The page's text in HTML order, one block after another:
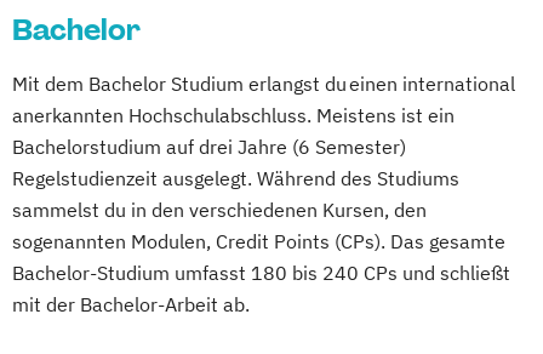
Bachelor
Mit dem Bachelor Studium erlangst du einen international
anerkannten Hochschulabschluss. Meistens ist ein
Bachelorstudium auf drei Jahre (6 Semester)
Regelstudienzeit ausgelegt. Während des Studiums
sammelst du in den verschiedenen Kursen, den
sogenannten Modulen, Credit Points (CPs). Das gesamte
Bachelor-Studium umfasst 180 bis 240 CPs und schließt
mit der Bachelor-Arbeit ab.